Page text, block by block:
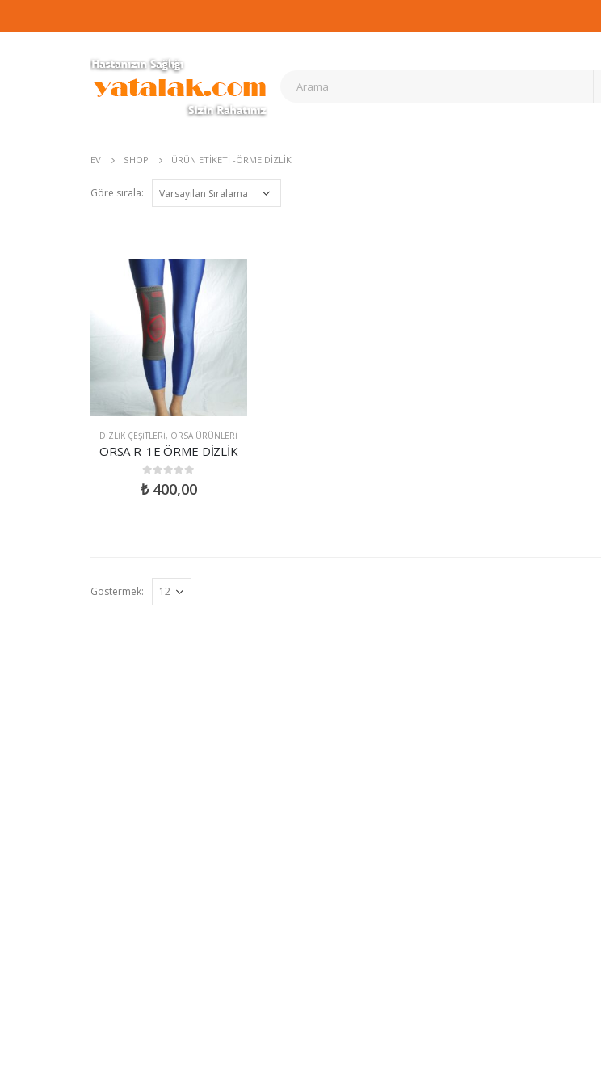
EV SHOP ÜRÜN ETIKETI -ÖRME DİZLİK
Göre sırala:
DIZLIK ÇEŞITLERI, ORSA ÜRÜNLERI
ORSA R-1E ÖRME DİZLİK
0 out of 5
₺400,00
Göstermek: